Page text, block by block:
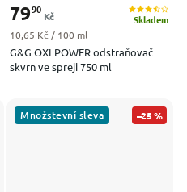
G&G OXI POWER odstraňovač
skvrn ve spreji 750 ml
Skladem
7990
Kč
Měrná cena:
10,65 Kč / 100 ml
Množstevní sleva –25 %